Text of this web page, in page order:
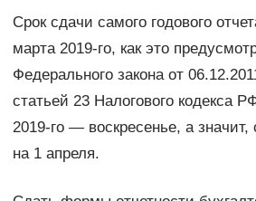
Срок сдачи самого годового
марта 2019-го, как это
Федерального закона от
статьей 23 Налогового кодекса
2019-го — воскресенье, а значит,
на 1 апреля.